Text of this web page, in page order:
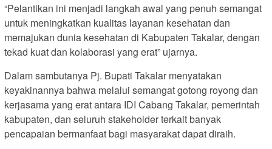
“Pelantikan ini menjadi langkah awal yang penuh semangat
untuk meningkatkan kualitas layanan kesehatan dan
memajukan dunia kesehatan di Kabupaten Takalar, dengan
tekad kuat dan kolaborasi yang erat” ujarnya.
Dalam sambutanya Pj. Bupati Takalar menyatakan
keyakinannya bahwa melalui semangat gotong royong dan
kerjasama yang erat antara IDI Cabang Takalar, pemerintah
kabupaten, dan seluruh stakeholder terkait banyak
pencapaian bermanfaat bagi masyarakat dapat diraih.